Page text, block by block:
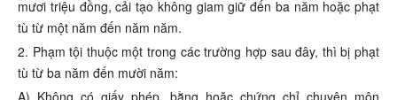
mươi triệu đồng, cải tạo không giam giữ đến ba năm hoặc phạt
tù từ một năm đến năm năm.
2. Phạm tội thuộc một trong các trường hợp sau đây, thì bị phạt
tù từ ba năm đến mười năm: